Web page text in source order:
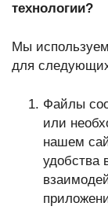
технологии?
Мы
для
Файлы
или
нашем
удобства